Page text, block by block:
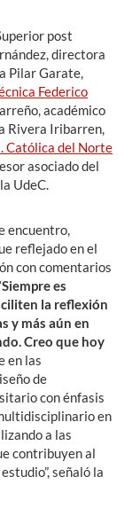
post
directora
Pilar Garate,
Federico
académico
Rivera Iribarren,
Católica del Norte
asociado del
UdeC.
encuentro,
reflejado en el
con comentarios
Siempre es
la reflexión
y más aún en
Creo que hoy
en las
de
con énfasis
en
a las
contribuyen al
señaló la